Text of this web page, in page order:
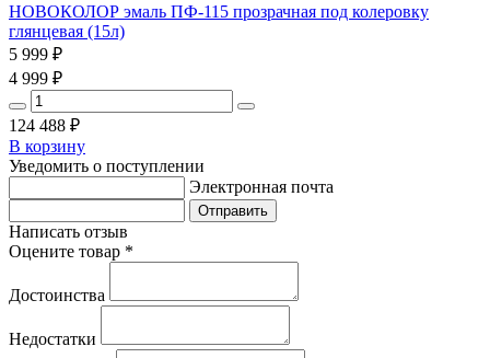
НОВОКОЛОР эмаль ПФ-115 прозрачная под колеровку
глянцевая (15л)
5 999 ₽
4 999 ₽
124 488 ₽
В корзину
Уведомить о поступлении
Электронная почта
Написать отзыв
Оцените товар *
Достоинства
Недостатки